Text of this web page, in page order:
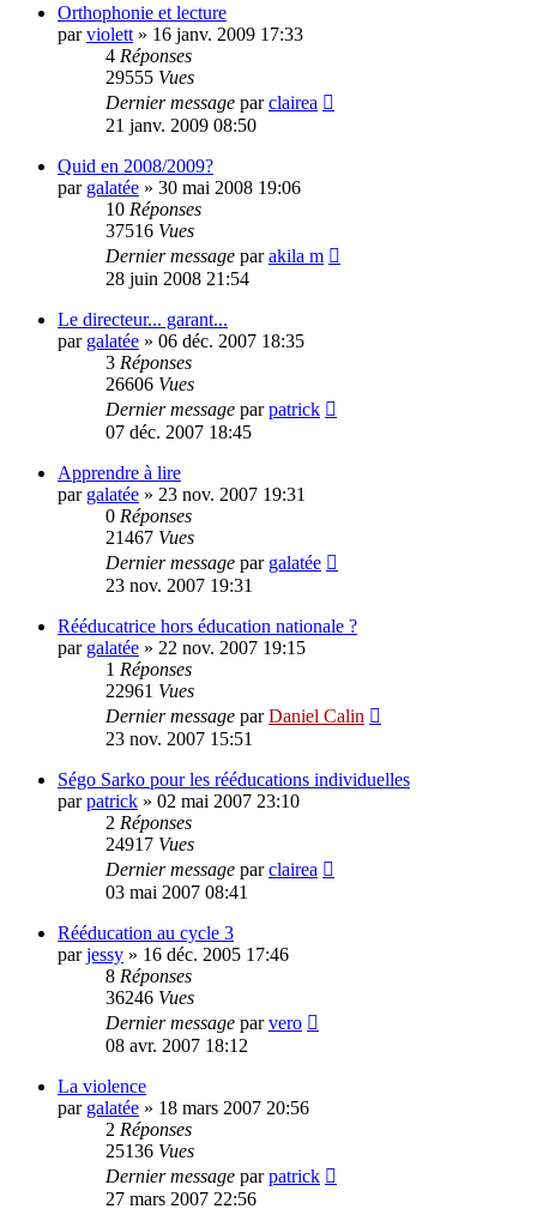
Orthophonie et lecture
parviolett » 16 janv. 2009 17:33
4 Réponses
29555 Vues
Dernier message parclairea
21 janv. 2009 08:50
Quid en 2008/2009?
par galatée » 30 mai 2008 19:06
10 Réponses
37516 Vues
Dernier message parakila m
28 juin 2008 21:54
Le directeur... garant...
par galatée » 06 déc. 2007 18:35
3 Réponses
26606 Vues
Dernier message parpatrick
07 déc. 2007 18:45
Apprendre à lire
par galatée » 23 nov. 2007 19:31
0 Réponses
21467 Vues
Dernier message par galatée
23 nov. 2007 19:31
Rééducatrice hors éducation nationale ?
par galatée » 22 nov. 2007 19:15
1 Réponses
22961 Vues
Dernier message parDaniel Calin
23 nov. 2007 15:51
Ségo Sarko pour les rééducations individuelles
parpatrick » 02 mai 2007 23:10
2 Réponses
24917 Vues
Dernier message parclairea
03 mai 2007 08:41
Rééducation au cycle 3
parjessy » 16 déc. 2005 17:46
8 Réponses
36246 Vues
Dernier message parvero
08 avr. 2007 18:12
La violence
par galatée » 18 mars 2007 20:56
2 Réponses
25136 Vues
Dernier message parpatrick
27 mars 2007 22:56